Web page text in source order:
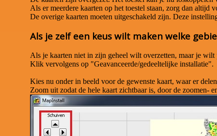
Als er meerdere kaarten op het toestel staan, zorg dan altijd
De overige kaarten moeten uitgeschakeld zijn. Deze
Als je zelf een keus wilt maken welke
Als je kaarten niet in zijn geheel wilt overzetten, maar je
Klik vervolgens op "Geavanceerde/gedeeltelijke installatie".
Kies nu onder in beeld voor de gewenste kaart, waar er
Zoom uit zodat de hele kaart zichtbaar is, door de zoomen-